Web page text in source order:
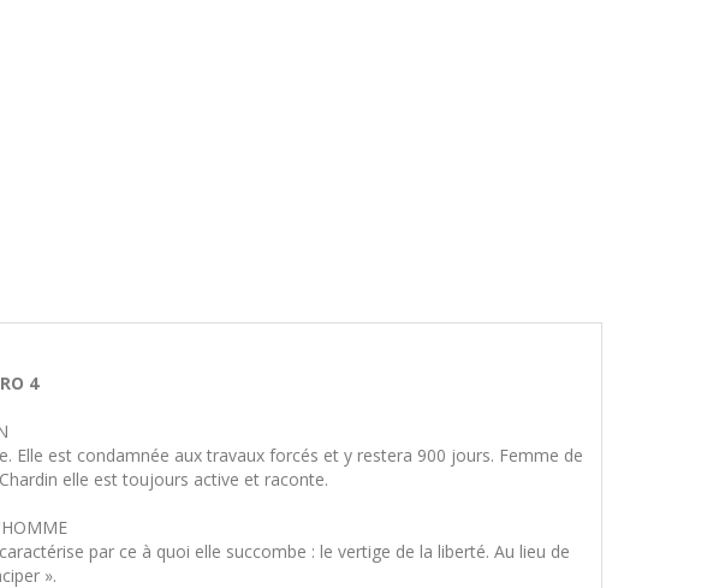
4
Elle est condamnée aux travaux forcés et y restera 900 jours. Femme de
elle est toujours active et raconte.
par ce à quoi elle succombe : le vertige de la liberté. Au lieu de
».